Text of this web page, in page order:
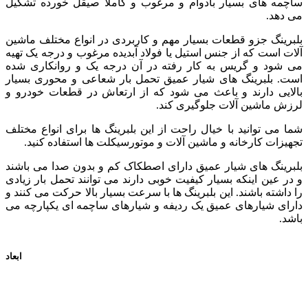
ساچمه های بسیار بادوام و مرغوب و کاملاً صیقل خورده تشکیل
می‌ دهد.
بلبرینگ جزو قطعات بسیار مهم و کاربردی در انواع مختلف ماشین
آلات است که از جنس استیل یا فولاد آبدیده مرغوب و درجه یک تهیه
می‌ شود و گریس به کار رفته در آن درجه یک و روانکاری شده
است. بلبرینگ های شیار عمیق تحمل بار شعاعی و محوری بسیار
بالایی دارند و باعث می‌ شود که از ارتعاش در قطعات خودرو و
لرزش ماشین آلات جلوگیری کند.
شما می توانید با خیال راحت از این بلبرینگ ها برای انواع مختلف
تجهیزات کارخانه و ماشین آلات و موتورسیکلت ها استفاده کنید.
بلبرینگ های شیار عمیق دارای اصطکاک کم و بدون صدا می باشند
و در عین اینکه بسیار کیفیت خوبی دارند می توانند تحمل بار زیادی
را داشته باشند. این بلبرینگ ها با سرعت بسیار بالا حرکت می کنند و
دارای شیارهای عمیق یک ردیفه و شیارهای ساچمه ای یکپارچه می
باشد.
ابعاد